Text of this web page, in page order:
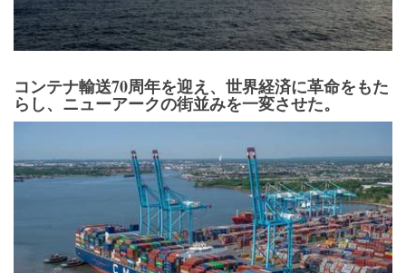
コンテナ輸送70周年を迎え、世界経済に革命をもた
らし、ニューアークの街並みを一変させた。